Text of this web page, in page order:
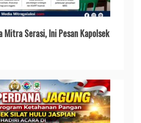
Mitra Serasi, Ini Pesan Kapolsek